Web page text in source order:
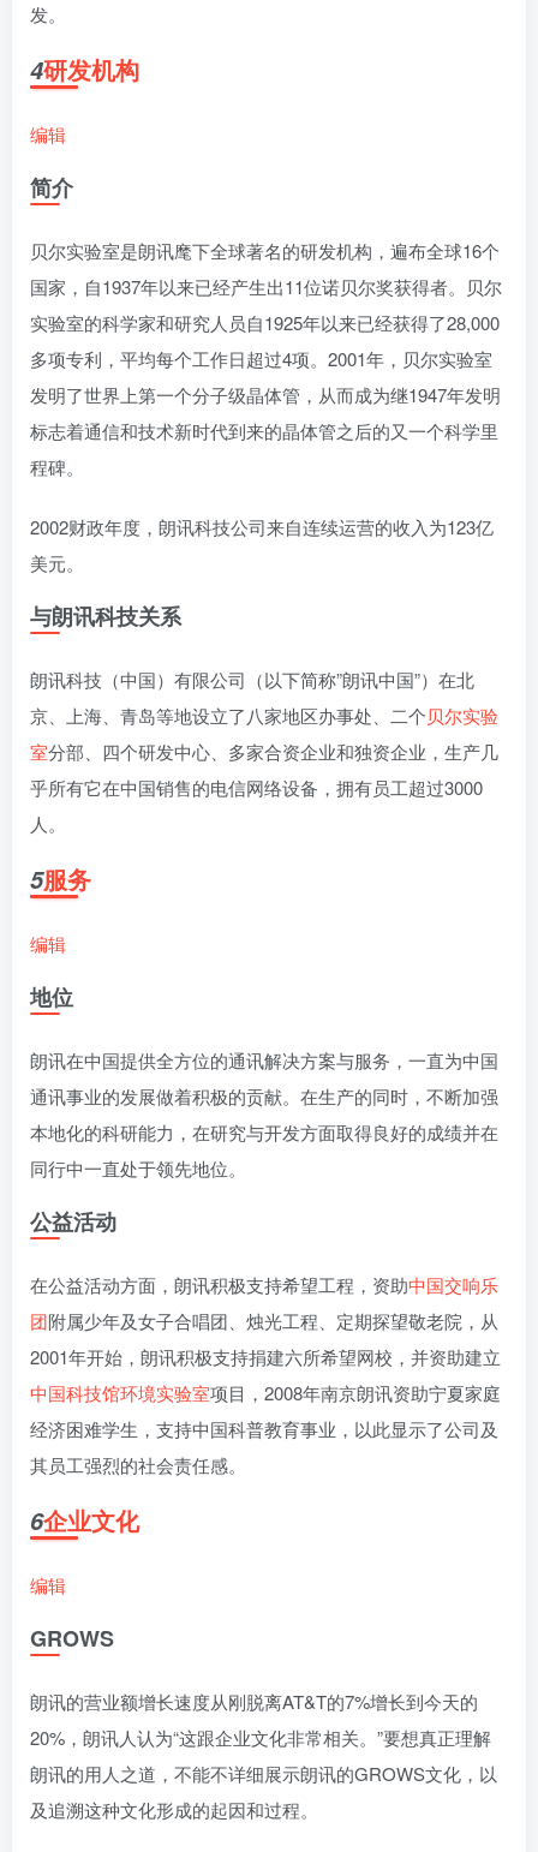
发。
4研发机构
编辑
简介
贝尔实验室是朗讯麾下全球著名的研发机构，遍布全球16个
国家，自1937年以来已经产生出11位诺贝尔奖获得者。贝尔
实验室的科学家和研究人员自1925年以来已经获得了28,000
多项专利，平均每个工作日超过4项。2001年，贝尔实验室
发明了世界上第一个分子级晶体管，从而成为继1947年发明
标志着通信和技术新时代到来的晶体管之后的又一个科学里
程碑。
2002财政年度，朗讯科技公司来自连续运营的收入为123亿
美元。
与朗讯科技关系
朗讯科技（中国）有限公司（以下简称”朗讯中国”）在北
京、上海、青岛等地设立了八家地区办事处、二个贝尔实验
室分部、四个研发中心、多家合资企业和独资企业，生产几
乎所有它在中国销售的电信网络设备，拥有员工超过3000
人。
5服务
编辑
地位
朗讯在中国提供全方位的通讯解决方案与服务，一直为中国
通讯事业的发展做着积极的贡献。在生产的同时，不断加强
本地化的科研能力，在研究与开发方面取得良好的成绩并在
同行中一直处于领先地位。
公益活动
在公益活动方面，朗讯积极支持希望工程，资助中国交响乐
团附属少年及女子合唱团、烛光工程、定期探望敬老院，从
2001年开始，朗讯积极支持捐建六所希望网校，并资助建立
中国科技馆环境实验室项目，2008年南京朗讯资助宁夏家庭
经济困难学生，支持中国科普教育事业，以此显示了公司及
其员工强烈的社会责任感。
6企业文化
编辑
GROWS
朗讯的营业额增长速度从刚脱离AT&T的7%增长到今天的
20%，朗讯人认为“这跟企业文化非常相关。”要想真正理解
朗讯的用人之道，不能不详细展示朗讯的GROWS文化，以
及追溯这种文化形成的起因和过程。